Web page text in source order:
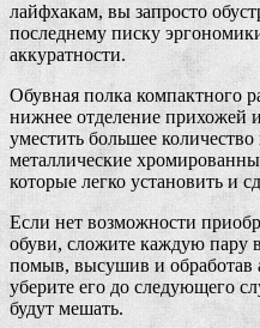
лайфхакам, вы запросто
последнему писку
аккуратности.
Обувная полка компактного
нижнее отделение прихожей
уместить большее
металлические
которые легко установить и
Если нет возможности
обуви, сложите каждую пару
помыв, высушив и обработав
уберите его до следующего
будут мешать.